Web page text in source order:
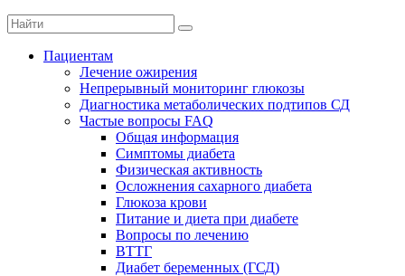
Пациентам
Лечение ожирения
Непрерывный мониторинг глюкозы
Диагностика метаболических подтипов СД
Частые вопросы FAQ
Общая информация
Симптомы диабета
Физическая активность
Осложнения сахарного диабета
Глюкоза крови
Питание и диета при диабете
Вопросы по лечению
ВТТГ
Диабет беременных (ГСД)